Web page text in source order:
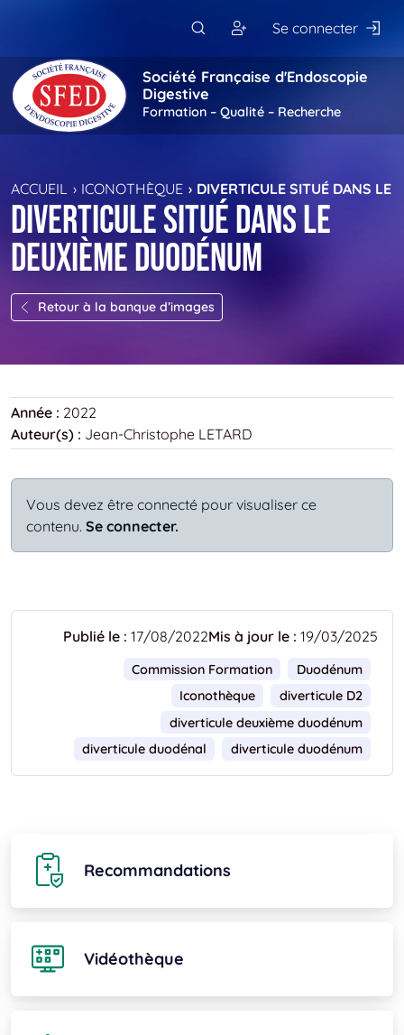
Se connecter
Société Française d'Endoscopie
Digestive
Formation – Qualité – Recherche
ACCUEIL ICONOTHÈQUE DIVERTICULE SITUÉ DANS LE
Diverticule situé dans le
deuxième duodénum
Retour à la banque d’images
Année : 2022
Auteur(s) : Jean-Christophe LETARD
Vous devez être connecté pour visualiser ce
contenu. Se connecter.
Publié le : 17/08/2022Mis à jour le : 19/03/2025
Commission Formation
Duodénum
Iconothèque
diverticule D2
diverticule deuxième duodénum
diverticule duodénal
diverticule duodénum
Recommandations
Vidéothèque